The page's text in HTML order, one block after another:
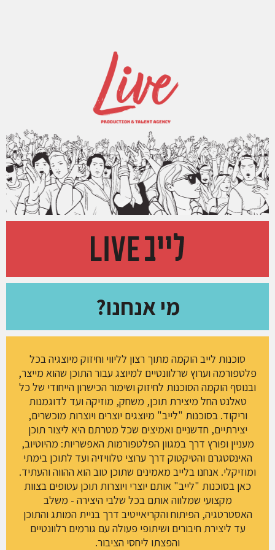
מי אנחנו?
סוכנות לייב הוקמה מתוך רצון לליווי וחיזוק מיוצגיה בכל
פלטפורמה וערוץ שרלוונטיים למיוצג עבור התוכן שהוא מייצר,
ובנוסף הוקמה הסוכנות לחיזוק ושימור הכישרון הייחודי של כל
טאלנט החל מיצירת תוכן, משחק, מוזיקה ועד לדוגמנות
וריקוד. בסוכנות "לייב" מיוצגים יוצרים ויוצרות מוכשרים,
יצירתיים, חדשניים ואמיצים שכל מטרתם היא ליצור תוכן
מעניין ופורץ דרך במגוון הפלטפורמות האפשריות: מהיוטיוב,
האינסטגרם והטיקטוק דרך ערוצי טלוויזיה ועד לתוכן בימתי
ומוזיקלי. אנחנו בלייב מאמינים שתוכן טוב הוא ההווה והעתיד.
כאן בסוכנות "לייב" אותם יוצרי ויוצרות תוכן עטופים בצוות
מקצועי שמלווה אותם בכל שלבי היצירה - משלב
האסטרטגיה, הפיתוח והקריאייטיב דרך בניית המותג והתוכן
עד ליצירת חיבורים ושיתופי פעולה עם גורמים רלוונטיים
והפצתו ליחסי הציבור.